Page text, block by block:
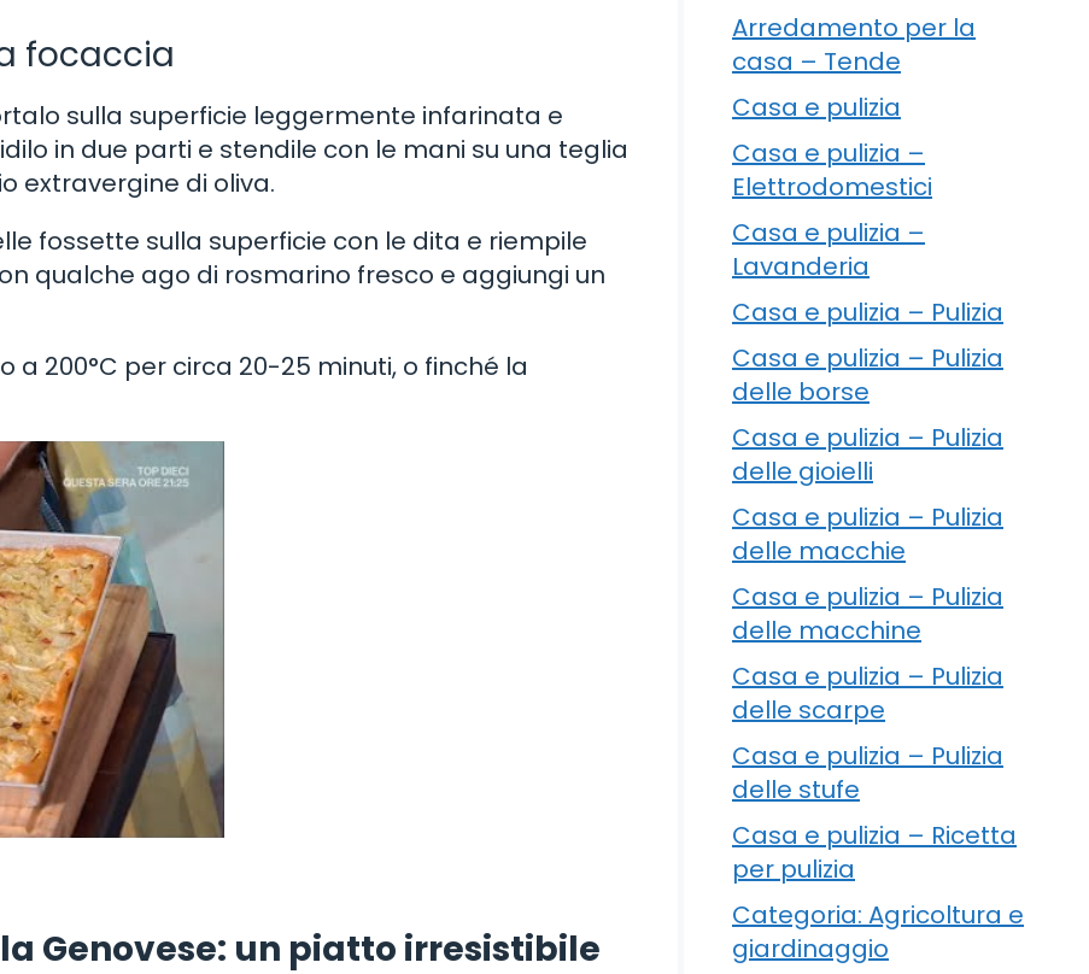
focaccia
sulla superficie leggermente infarinata e
in due parti e stendile con le mani su una teglia
extravergine di oliva.
fossette sulla superficie con le dita e riempile
qualche ago di rosmarino fresco e aggiungi un
200°C per circa 20-25 minuti, o finché la
Genovese: un piatto irresistibile
Arredamento per la
casa – Tende
Casa e pulizia
Casa e pulizia –
Elettrodomestici
Casa e pulizia –
Lavanderia
Casa e pulizia – Pulizia
Casa e pulizia – Pulizia
delle borse
Casa e pulizia – Pulizia
delle gioielli
Casa e pulizia – Pulizia
delle macchie
Casa e pulizia – Pulizia
delle macchine
Casa e pulizia – Pulizia
delle scarpe
Casa e pulizia – Pulizia
delle stufe
Casa e pulizia – Ricetta
per pulizia
Categoria: Agricoltura e
giardinaggio